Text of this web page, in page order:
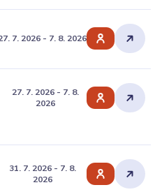
7. 2026 - 7. 8. 2026
27. 7. 2026 - 7. 8.
2026
31. 7. 2026 - 7. 8.
2026